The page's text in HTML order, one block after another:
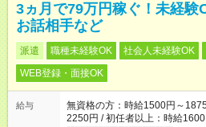
3ヵ月で79万円稼ぐ！未経験
お話相手など
派遣 職種未経験OK 社会人未経験OK
WEB登録・面接OK
給与
無資格の方：時給1500円～
2250円 / 初任者以上：時給